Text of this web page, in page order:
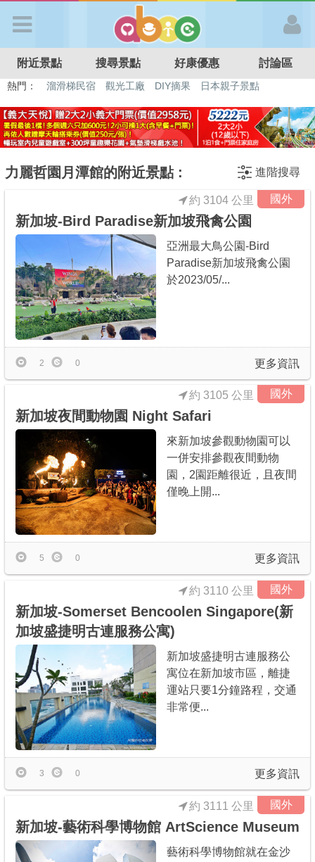
APP登入
首 頁
最新留言
商家合作
推薦景點
討論區
聯絡我們
APP下載
附近景點 搜尋景點 好康優惠 討論區
熱門： 溜滑梯民宿 觀光工廠 DIY摘果
日本親子景點
力麗哲園月潭館的附近景點 : 進階搜尋
國外
約 3104 公里
新加坡-Bird Paradise新加坡飛禽公園
亞洲最大鳥公園-Bird
Paradise新加坡飛禽公園
於2023/05/...
更多資訊
2 0
國外
約 3105 公里
新加坡夜間動物園 Night Safari
來新加坡參觀動物園可以
一併安排參觀夜間動物
園，2園距離很近，且夜間
僅晚上開...
更多資訊
5 0
國外
約 3110 公里
新加坡-Somerset Bencoolen Singapore(新
加坡盛捷明古連服務公寓)
新加坡盛捷明古連服務公
寓位在新加坡市區，離捷
運站只要1分鐘路程，交通
非常便...
更多資訊
3 0
國外
約 3111 公里
新加坡-藝術科學博物館 ArtScience Museum
藝術科學博物館就在金沙